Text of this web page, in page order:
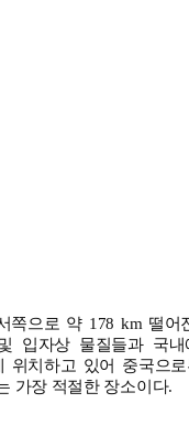
쪽으로 약 178 km 떨어
입자상 물질들과 국내
치하고 있어 중국으
가장 적절한 장소이다.